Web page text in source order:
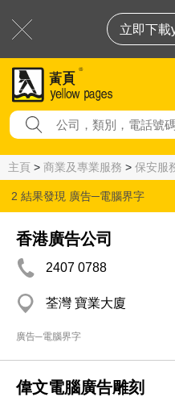
立即下載
主頁 > 商業及專業服務 > 保安服
2 結果發現 廣告─電腦界字
香港廣告公司
2407 0788
荃灣 寶業大廈
廣告─電腦界字
偉文電腦廣告雕刻